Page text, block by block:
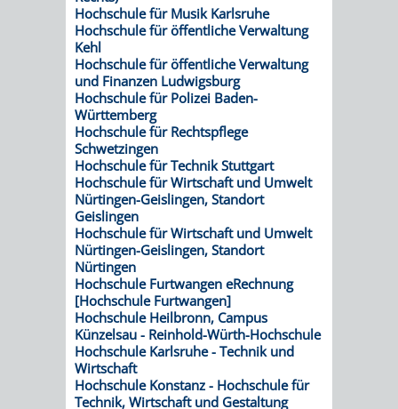
AN
DEINE
STADT
WIEDERVERMIETUNGSPRÄMIE
UND
BAU)
AMT
FÜR
Hochschule für Musik Karlsruhe
Hochschule für öffentliche Verwaltung
Kehl
Hochschule für öffentliche Verwaltung
und Finanzen Ludwigsburg
Hochschule für Polizei Baden-
Württemberg
Hochschule für Rechtspflege
Schwetzingen
Hochschule für Technik Stuttgart
Hochschule für Wirtschaft und Umwelt
Nürtingen-Geislingen, Standort
Geislingen
Hochschule für Wirtschaft und Umwelt
Nürtingen-Geislingen, Standort
Nürtingen
Hochschule Furtwangen eRechnung
[Hochschule Furtwangen]
Hochschule Heilbronn, Campus
Künzelsau - Reinhold-Würth-Hochschule
Hochschule Karlsruhe - Technik und
Wirtschaft
Hochschule Konstanz - Hochschule für
Technik, Wirtschaft und Gestaltung